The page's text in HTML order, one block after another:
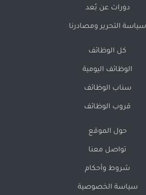
دورات عن بُعد
سياسة التحرير ومصادرنا
كل الوظائف
الوظائف اليومية
سناب الوظائف
قروب الوظائف
حول الموقع
تواصل معنا
شروط وأحكام
سياسة الخصوصية